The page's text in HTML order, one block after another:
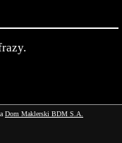
Dom Maklerski BDM S.A.